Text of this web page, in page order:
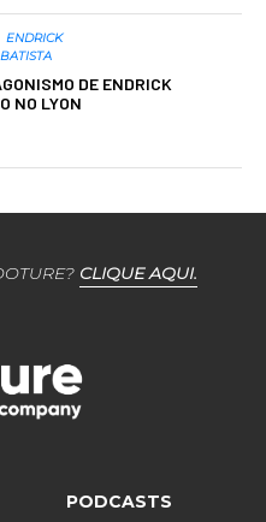
ENDRICK
DE ENDRICK
NO LYON
CLIQUE AQUI.
PODCASTS